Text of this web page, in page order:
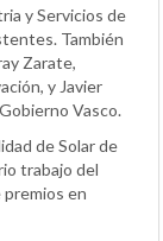
y Servicios de
También
Zarate,
y Javier
Vasco.
de Solar de
trabajo del
en